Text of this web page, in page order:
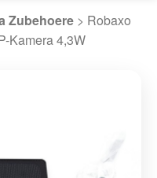
Zubehoere > Robaxo
Kamera 4,3W